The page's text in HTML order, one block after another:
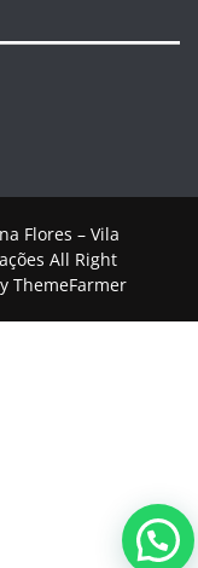
Flores – Vila
All Right
ThemeFarmer